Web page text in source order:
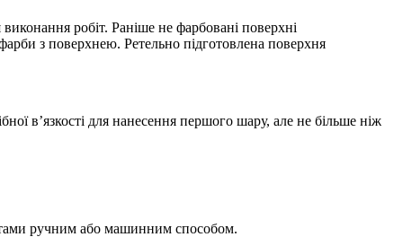
робіт. Раніше не фарбовані поверхні
з поверхнею. Ретельно підготовлена поверхня
в’язкості для нанесення першого шару, але не більше ніж
ручним або машинним способом.